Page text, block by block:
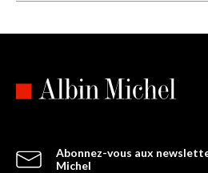
Abonnez-vous aux
Michel